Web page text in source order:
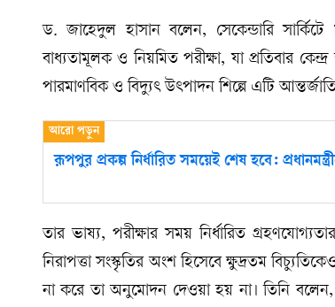
ড. জাহেদুল হাসান বলেন, সেকেন্ডারি
বাধ্যতামূলক ও নিয়মিত পরীক্ষা, যা প্রতিবার
পারমাণবিক ও বিদ্যুৎ উৎপাদন শিল্পে এটি
রূপপুর প্রকল্প নির্ধারিত সময়েই শেষ হবে:
তার ভাষ্য, পরীক্ষার সময় নির্ধারিত
নিরাপত্তা সংস্কৃতির অংশ হিসেবে ক্ষুদ্রতম
না করে তা অনুমোদন দেওয়া হয় না। তিনি বলেন,